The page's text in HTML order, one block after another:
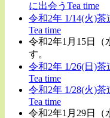
に出会うTea time
令和2年 1/14(火)
Tea time
令和2年1月15日（
す。
令和2年 1/26(日)
Tea time
令和2年 1/28(火)
Tea time
令和2年1月29日（